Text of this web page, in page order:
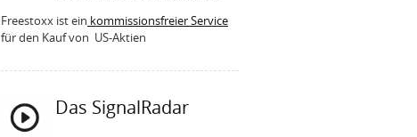
Freestoxx ist ein kommissionsfreier Service
für den Kauf von US-Aktien
Das SignalRadar